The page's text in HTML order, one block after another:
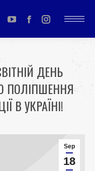
YouTube
page
in
new
window
Facebook
page
in
new
window
Instagram
page
in
new
window
ДЕНЬ
ПОЛІПШЕННЯ
В УКРАЇНІ!
Sep
18